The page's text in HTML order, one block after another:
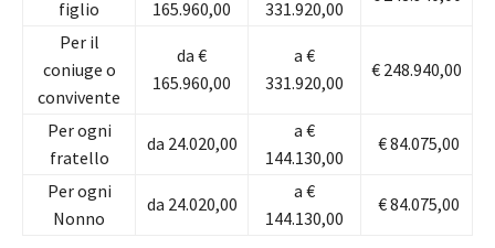
figlio 165.960,00 331.920,00
Per il
coniuge o
convivente
da €
165.960,00
a €
331.920,00
€ 248.940,00
Per ogni
fratello
da 24.020,00
a €
144.130,00
€ 84.075,00
Per ogni
Nonno
da 24.020,00
a €
144.130,00
€ 84.075,00